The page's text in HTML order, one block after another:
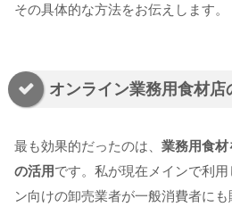
その具体的な方法をお伝えします。
オンライン業務用食材店
最も効果的だったのは、 業務用食
の活用です。私が現在メインで利
ン向けの卸売業者が一般消費者に